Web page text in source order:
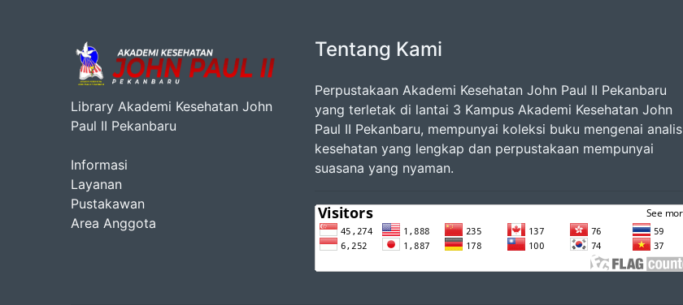
Library Akademi Kesehatan John
Paul II Pekanbaru
Informasi
Layanan
Pustakawan
Area Anggota
Tentang Kami
Perpustakaan Akademi Kesehatan John Paul II Pekanbaru
yang terletak di lantai 3 Kampus Akademi Kesehatan John
Paul II Pekanbaru, mempunyai koleksi buku mengenai analis
kesehatan yang lengkap dan perpustakaan mempunyai
suasana yang nyaman.